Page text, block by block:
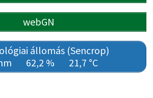
webGN
állomás (Sencrop)
62,2 % 21,7 °C